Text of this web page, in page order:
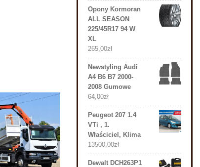
Opony Kormoran
ALL SEASON
225/45R17 94 W
XL
265,00zł
Newstyling Audi
A4 B6 B7 2000-
2008 Gumowe
64,00zł
Peugeot 207 1.4
VTi , 1.
Właściciel, Klima
13500,00zł
Dewalt DCH263P1